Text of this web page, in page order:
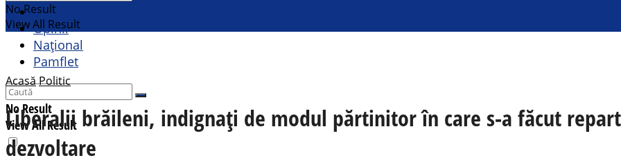
Cultural
Opinii
Național
Pamflet
No Result
View All Result
No Result
View All Result
AcasăPolitic
Liberalii brăileni, indignați de modul părtinitor în care s-a făcut
dezvoltare